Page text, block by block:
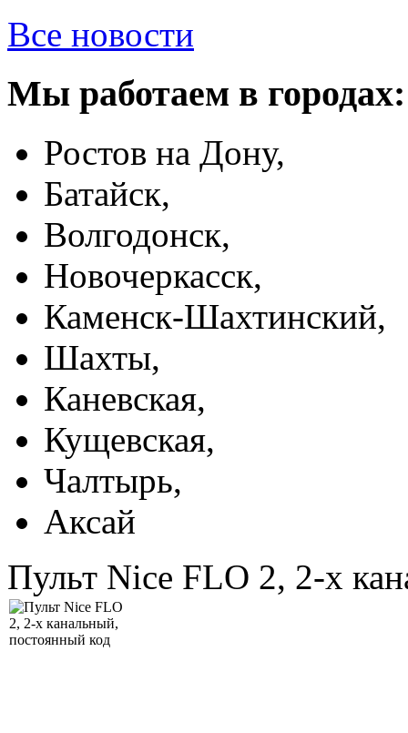
Все новости
Мы работаем в городах:
Ростов на Дону,
Батайск,
Волгодонск,
Новочеркасск,
Каменск-Шахтинский,
Шахты,
Каневская,
Кущевская,
Чалтырь,
Аксай
Пульт Nice FLO 2, 2-х